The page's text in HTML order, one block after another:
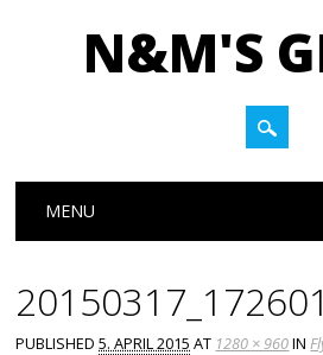
N&M'S
Main menu
MENU
PUBLISHED5. APRIL 2015 AT 1280 × 960IN